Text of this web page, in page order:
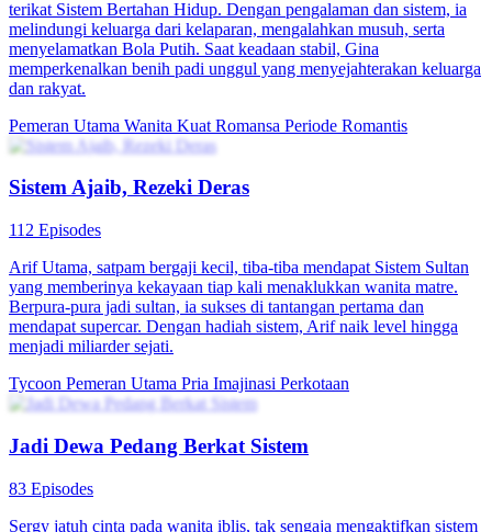
Sistem Sultan
Seorang mahasiswa yang biasa-biasa saja, setelah diputuskan oleh
pacarnya, mengalami muntah darah dan tanpa sengaja
membangkitkan Sistem Sultan. Dengan sistem itu, dia menjadi
konglomerat bisnis, menangkan hati banyak wanita dan berhasil
membalas dendam.
TycoonPemeran Utama PriaImajinasi Perkotaan
Sistem Dewa untuk Kesuksesan
Rizky pernah dijebak dan kehilangan segalanya oleh Fajar. Setelah
terlahir kembali di masa kuliah, ia mendapatkan Sistem Pilihan
Super. Bersama Putri, Rizky memanfaatkan sistem untuk membalas
dendam dan menuju puncak kesuksesan.